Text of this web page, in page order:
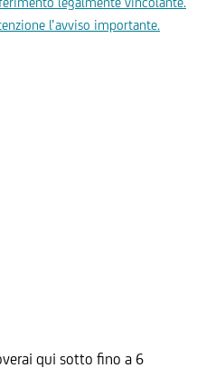
l’avviso importante.
qui sotto fino a 6